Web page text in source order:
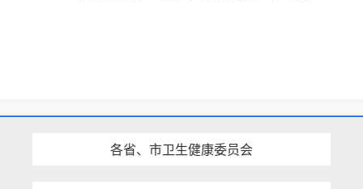
各省、市卫生健康委员会